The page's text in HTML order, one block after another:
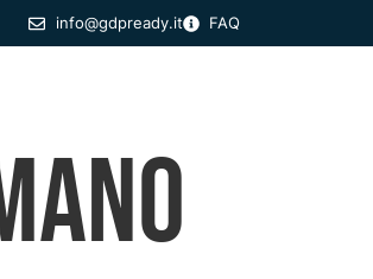
info@gdpready.it FAQ